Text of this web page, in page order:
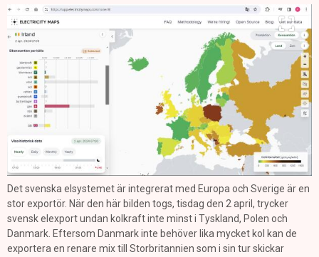
Det svenska elsystemet är integrerat med Europa och Sverige är en
stor exportör. När den här bilden togs, tisdag den 2 april, trycker
svensk elexport undan kolkraft inte minst i Tyskland, Polen och
Danmark. Eftersom Danmark inte behöver lika mycket kol kan de
exportera en renare mix till Storbritannien som i sin tur skickar